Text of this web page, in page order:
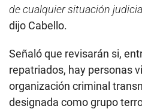
de cualquier situación
dijo Cabello.
Señaló que revisarán si,
repatriados, hay personas
organización criminal
designada como grupo